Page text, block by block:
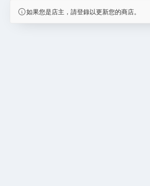
如果您是店主，請登錄以更新您的商店。